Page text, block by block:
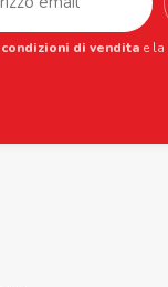
condizioni di venditae la